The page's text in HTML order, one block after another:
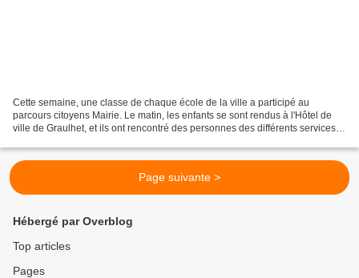
Cette semaine, une classe de chaque école de la ville a participé au
parcours citoyens Mairie. Le matin, les enfants se sont rendus à l'Hôtel de
ville de Graulhet, et ils ont rencontré des personnes des différents services à
Page suivante >
Hébergé par Overblog
Top articles
Pages